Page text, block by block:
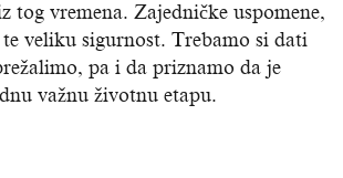
tog vremena. Zajedničke uspomene,
veliku sigurnost. Trebamo si dati
pa i da priznamo da je
važnu životnu etapu.